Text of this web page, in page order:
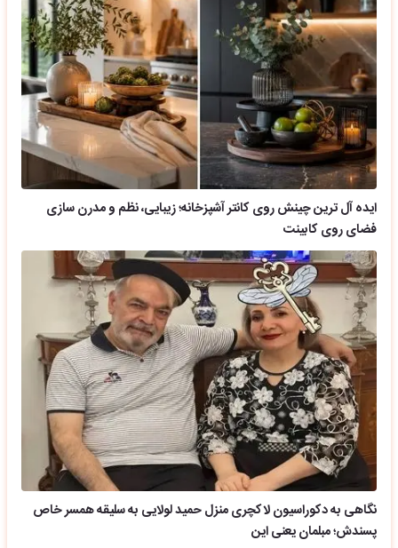
ایده آل ترین چینش روی کانتر آشپزخانه؛ زیبایی، نظم و مدرن سازی
فضای روی کابینت
نگاهی به دکوراسیون لاکچری منزل حمید لولایی به سلیقه همسر خاص
پسندش؛ مبلمان یعنی این